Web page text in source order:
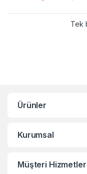
Tek
Ürünler
Kurumsal
Müşteri